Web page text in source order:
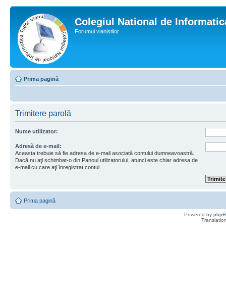
Colegiul National de
Forumul vianistilor
Prima pagină
Trimitere parolă
Nume utilizator:
Adresă de e-mail:
Aceasta trebuie să fie adresa de e-mail asociată contului dumneavoastră.
Dacă nu aţi schimbat-o din Panoul utilizatorului, atunci este chiar adresa de
e-mail cu care aţi înregistrat contul.
Prima pagină
Powered by